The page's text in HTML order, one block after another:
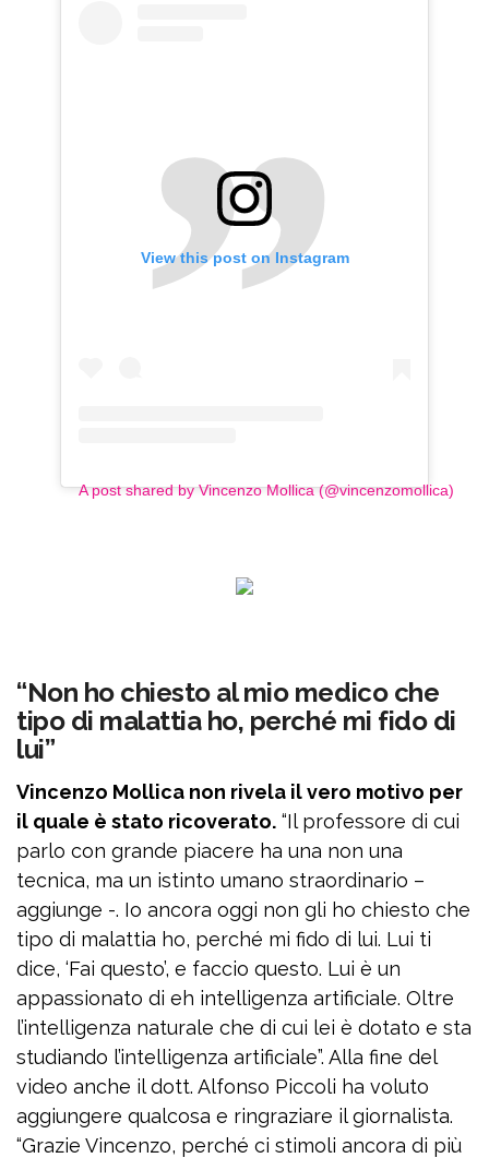
View this post on Instagram
A post shared by Vincenzo Mollica (@vincenzomollica)
“Non ho chiesto al mio medico che
tipo di malattia ho, perché mi fido di
lui”
Vincenzo Mollica non rivela il vero motivo per
il quale è stato ricoverato. “Il professore di cui
parlo con grande piacere ha una non una
tecnica, ma un istinto umano straordinario –
aggiunge -. Io ancora oggi non gli ho chiesto che
tipo di malattia ho, perché mi fido di lui. Lui ti
dice, ‘Fai questo’, e faccio questo. Lui è un
appassionato di eh intelligenza artificiale. Oltre
l’intelligenza naturale che di cui lei è dotato e sta
studiando l’intelligenza artificiale”. Alla fine del
video anche il dott. Alfonso Piccoli ha voluto
aggiungere qualcosa e ringraziare il giornalista.
“Grazie Vincenzo, perché ci stimoli ancora di più